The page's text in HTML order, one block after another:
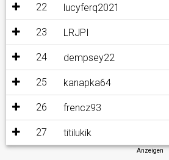
22 lucyferq2021
23 LRJPI
24 dempsey22
25 kanapka64
26 frencz93
27 titilukik
Anzeigen